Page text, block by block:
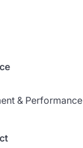
& Performance